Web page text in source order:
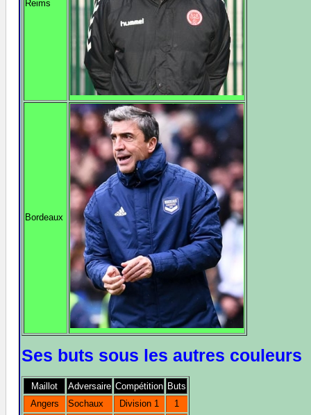
Reims
Bordeaux
Ses buts sous les autres couleurs
Maillot Adversaire Compétition Buts
Angers
Sochaux Division 1
1